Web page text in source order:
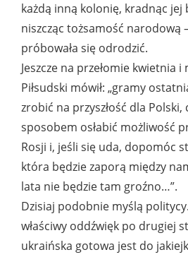
każdą inną kolonię, kradnąc jej
niszcząc tożsamość narodową
próbowała się odrodzić.
Jeszcze na przełomie kwietnia
Piłsudski mówił: „gramy
zrobić na przyszłość dla Polski,
sposobem osłabić możliwość
Rosji i, jeśli się uda, dopomóc
która będzie zaporą między
lata nie będzie tam groźno…”.
Dzisiaj podobnie myślą
właściwy oddźwięk po drugiej
ukraińska gotowa jest do